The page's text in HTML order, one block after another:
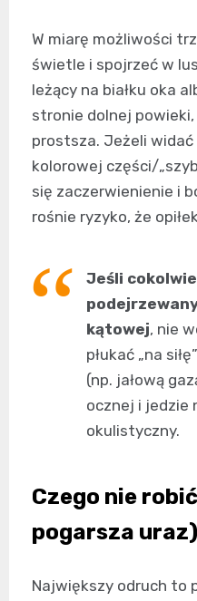
W miarę możliwości
świetle i spojrzeć w
leżący na białku oka
stronie dolnej
prostsza. Jeżeli widać
kolorowej części/
się zaczerwienienie i
rośnie ryzyko, że
Jeśli
kątowej, nie
płukać „na
(np. jałową
ocznej i jedzie
okulistyczny.
Czego nie
pogarsza uraz)
Największy odruch to